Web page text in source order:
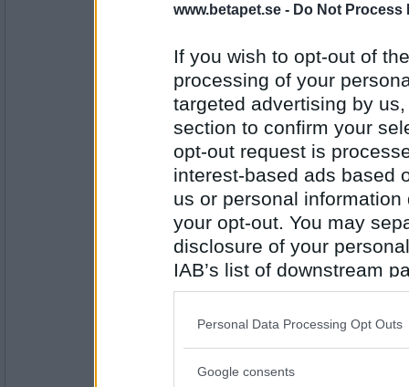
www.betapet.se - Do Not Process
If you wish to opt-out of
processing of your
targeted advertising by
section to confirm your
opt-out request is
interest-based ads based
us or personal
your opt-out. You may
disclosure of your
IAB’s list of downstream
also be disclosed by us
Downstream Participants
Please note that this
Personal Data Processing Opt Outs
Google consents
saadie- Ej medlem längre
Antal inlägg:
1315
omegacrill
Antal inlägg:
1225
Ändringsblankett
saadie- Ej medlem längre